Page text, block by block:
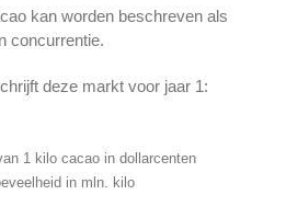
kan worden beschreven als
concurrentie.
deze markt voor jaar 1:
1 kilo cacao in dollarcenten
in mln. kilo